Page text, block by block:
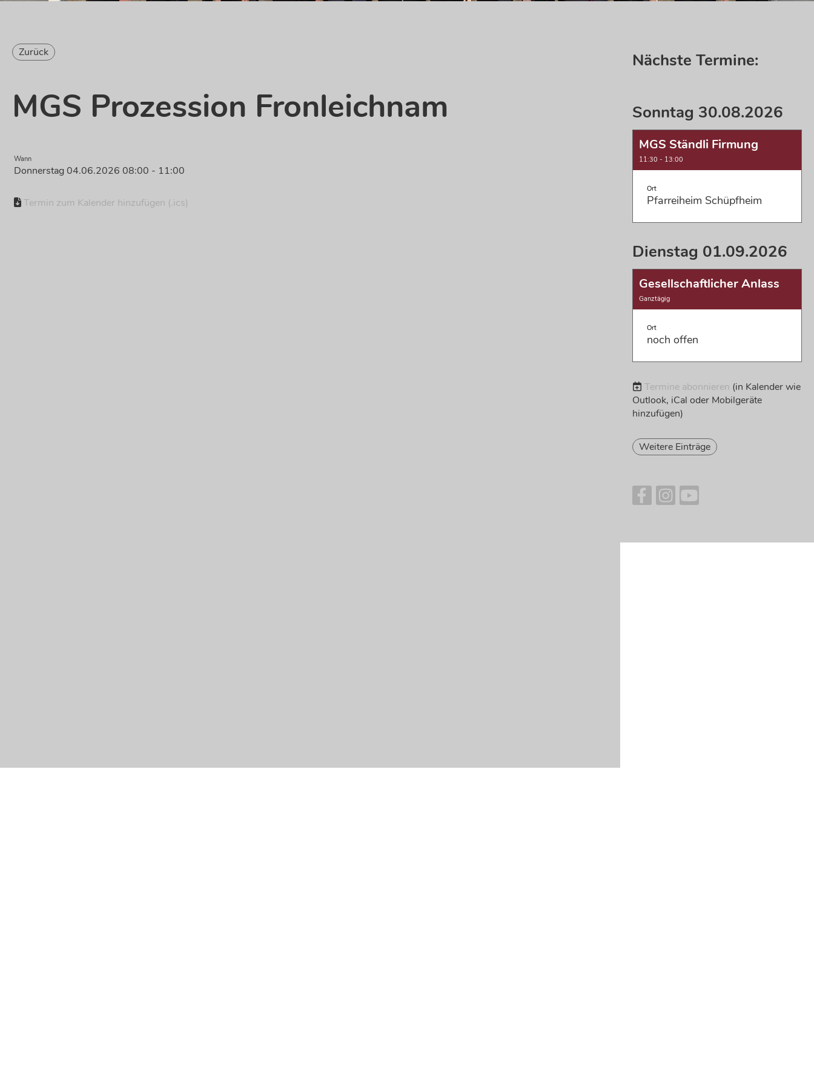
Zurück
MGS Prozession Fronleichnam
Wann
Donnerstag 04.06.2026 08:00 - 11:00
Termin zum Kalender hinzufügen (.ics)
Nächste Termine:
Sonntag 30.08.2026
MGS Ständli Firmung
11:30 - 13:00
Ort
Pfarreiheim Schüpfheim
Dienstag 01.09.2026
Gesellschaftlicher Anlass
Ganztägig
Ort
noch offen
Termine abonnieren (in Kalender wie
Outlook, iCal oder Mobilgeräte
hinzufügen)
Weitere Einträge